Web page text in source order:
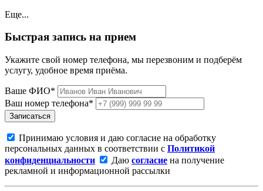
Еще...
Быстрая запись на прием
Укажите свой номер телефона, мы перезвоним и подберём
услугу, удобное время приёма.
Ваше ФИО*
Ваш номер телефона*
Записаться
Принимаю условия и даю согласие на обработку
персональных данных в соответствии с Политикой
конфиденциальности
Даю согласие на получение
рекламной и информационной рассылки